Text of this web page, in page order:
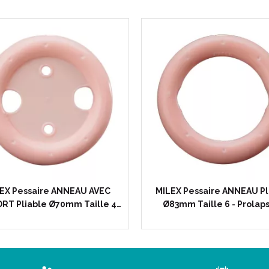
à la surface du pessaire, à
Code ACL : 6263451
Code EAN : 0888937005288
Pessaire ANNEAU AVEC
Pliable Ø70mm Taille 4…
MILEX Pessaire ANNEAU
Ø83mm Taille 6 -